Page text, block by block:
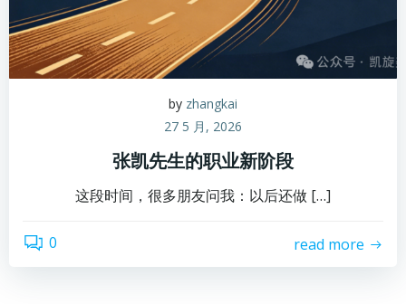
by zhangkai
27 5 月, 2026
张凯先生的职业新阶段
这段时间，很多朋友问我：以后还做 […]
0 read more